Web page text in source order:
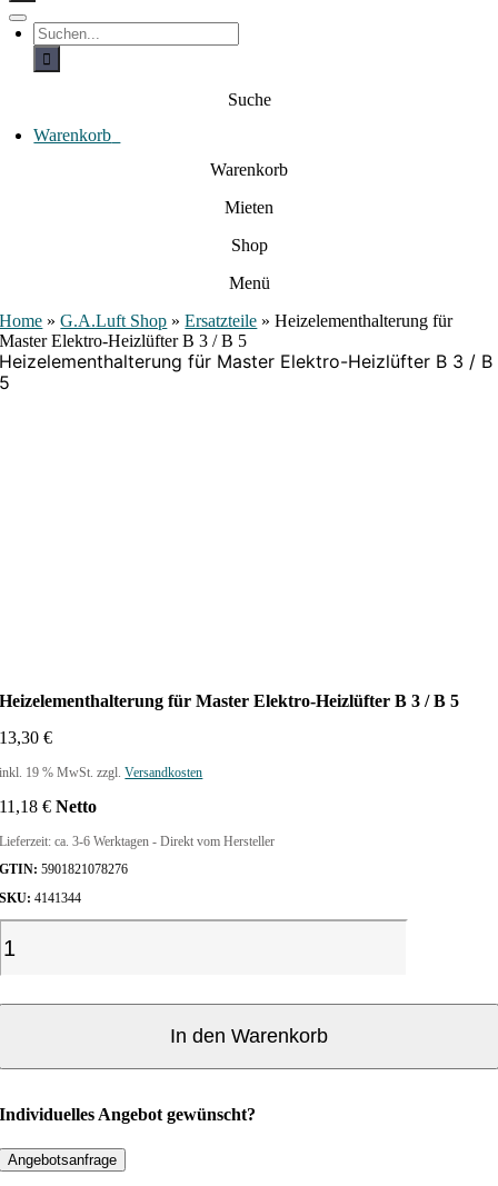
hT
o
a
S
u
h
c
h
Suche
Warenkorb
Warenkorb
Mieten
Shop
Menü
Home »G.A.Luft Shop »Ersatzteile »Heizelementhalterung für
Master Elektro-Heizlüfter B 3 / B 5
Heizelementhalterung für Master Elektro-Heizlüfter B 3 / B
5
Heizelementhalterung für Master Elektro-Heizlüfter B 3 / B 5
13,30€
inkl. 19 % MwSt. zzgl.Versandkosten
11,18€ Netto
Lieferzeit:ca. 3-6 Werktagen - Direkt vom Hersteller
GTIN: 5901821078276
SKU: 4141344
In den Warenkorb
Individuelles Angebot gewünscht?
Angebotsanfrage